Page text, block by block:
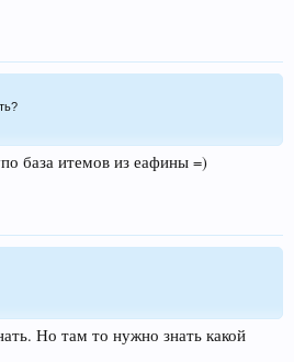
база итемов из еафины =)
Но там то нужно знать какой